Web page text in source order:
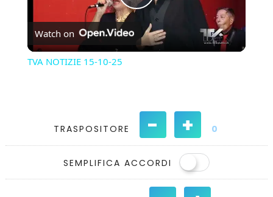
Play
Video
Watch on
TVA NOTIZIE 15-10-25
TRASPOSITORE - + 0
SEMPLIFICA ACCORDI